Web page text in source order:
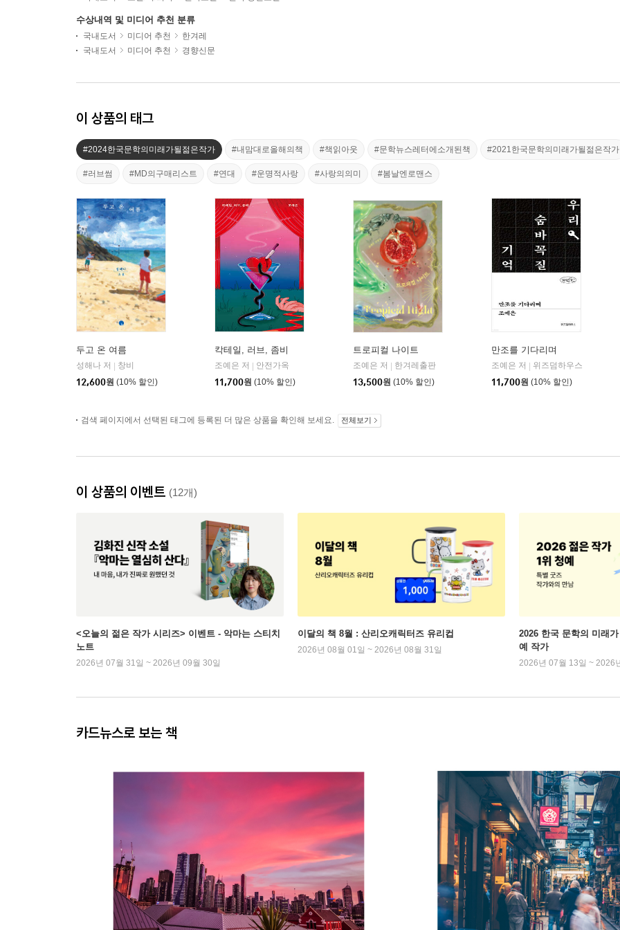
수상내역 및 미디어 추천 분류
국내도서 미디어 추천
한겨레
국내도서
미디어 추천 경향신문
이 상품의 태그
#2024한국문학의미래가될젊은작가 #내맘대로올해의책 #책읽아웃 #문학뉴스레터에소개된책 #2021한국문학의미래가될젊은작가
#러브썸 #MD의구매리스트 #연대 #운명적사랑 #사랑의의미 #봄날엔로맨스
두고 온 여름
성해나 저
창비
12,600원 (10% 할인)
칵테일, 러브, 좀비
조예은 저
안전가옥
11,700원 (10% 할인)
트로피컬 나이트
조예은 저
한겨레출판
13,500원 (10% 할인)
만조를 기다리며
조예은 저
위즈덤하우스
11,700원 (10% 할인)
검색 페이지에서 선택된 태그에 등록된 더 많은 상품을 확인해 보세요. 전체보기
이 상품의 이벤트 (12개)
<오늘의 젊은 작가 시리즈> 이벤트 - 악마는 스티치
노트
2026년 07월 31일 ~ 2026년 09월 30일
이달의 책 8월 : 산리오캐릭터즈 유리컵
2026년 08월 01일 ~ 2026년 08월 31일
2026 한국 문학의 미래
예 작가
2026년 07월 13일 ~ 2026
카드뉴스로 보는 책